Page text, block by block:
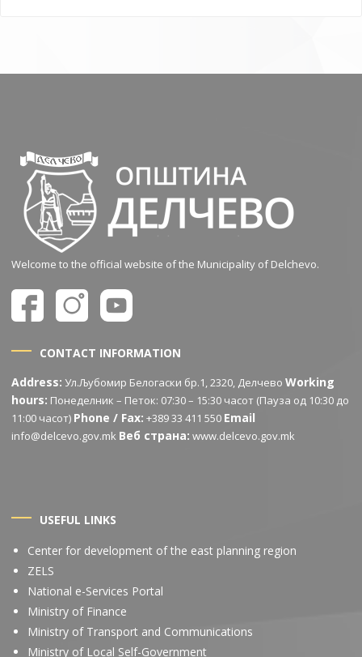
Welcome to the official website of the Municipality of Delchevo.
CONTACT INFORMATION
Address: Ул.Љубомир Белогаски бр.1, 2320, ДелчевоWorking
hours: Понеделник – Петок: 07:30 – 15:30 часот (Пауза од 10:30 до
11:00 часот) Phone / Fax: +389 33 411 550 Email
info@delcevo.gov.mk Веб страна: www.delcevo.gov.mk
USEFUL LINKS
Center for development of the east planning region
ZELS
National e-Services Portal
Ministry of Finance
Ministry of Transport and Communications
Ministry of Local Self-Government